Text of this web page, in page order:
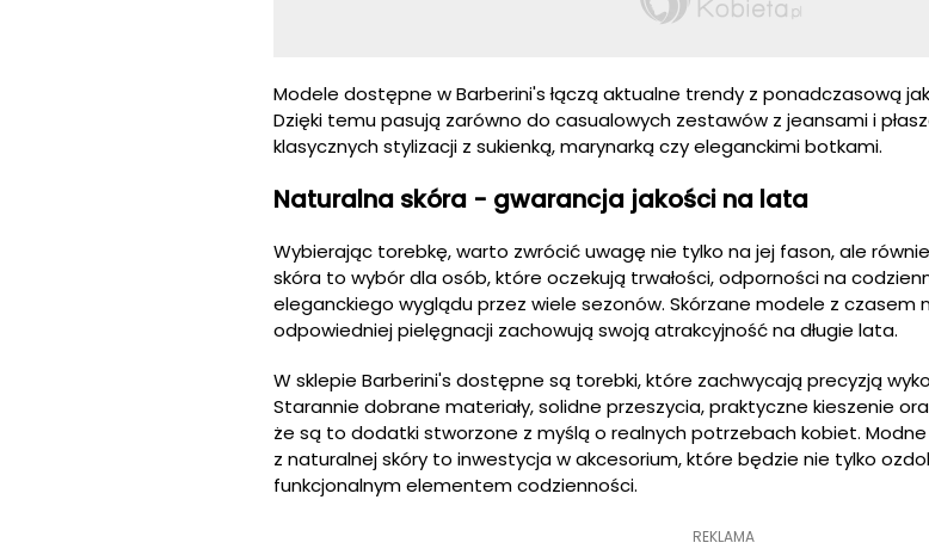
Modele dostępne w Barberini's łączą aktualne trendy z ponadczasową
Dzięki temu pasują zarówno do casualowych zestawów z jeansami i
klasycznych stylizacji z sukienką, marynarką czy eleganckimi botkami.
Naturalna skóra - gwarancja jakości na lata
Wybierając torebkę, warto zwrócić uwagę nie tylko na jej fason, ale
skóra to wybór dla osób, które oczekują trwałości, odporności na
eleganckiego wyglądu przez wiele sezonów. Skórzane modele z czasem
odpowiedniej pielęgnacji zachowują swoją atrakcyjność na długie lata.
W sklepie Barberini's dostępne są torebki, które zachwycają precyzją
Starannie dobrane materiały, solidne przeszycia, praktyczne kieszenie
że są to dodatki stworzone z myślą o realnych potrzebach kobiet.
z naturalnej skóry to inwestycja w akcesorium, które będzie nie tylko
funkcjonalnym elementem codzienności.
REKLAMA